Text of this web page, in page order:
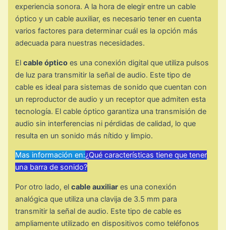
experiencia sonora. A la hora de elegir entre un cable
óptico y un cable auxiliar, es necesario tener en cuenta
varios factores para determinar cuál es la opción más
adecuada para nuestras necesidades.
Elcable óptico es una conexión digital que utiliza pulsos
de luz para transmitir la señal de audio. Este tipo de
cable es ideal para sistemas de sonido que cuentan con
un reproductor de audio y un receptor que admiten esta
tecnología. El cable óptico garantiza una transmisión de
audio sin interferencias ni pérdidas de calidad, lo que
resulta en un sonido más nítido y limpio.
Mas información en:¿Qué características tiene que tener
una barra de sonido?
Por otro lado, elcable auxiliar es una conexión
analógica que utiliza una clavija de 3.5 mm para
transmitir la señal de audio. Este tipo de cable es
ampliamente utilizado en dispositivos como teléfonos